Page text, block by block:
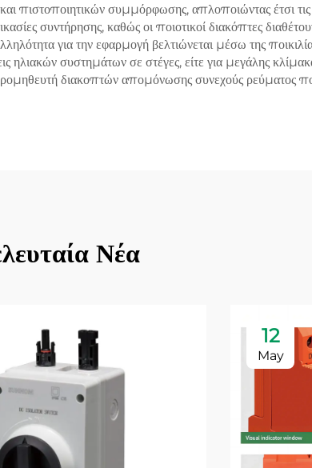
συμμόρφωσης, απλοποιώντας έτσι τις
συντήρησης, καθώς οι ποιοτικοί διακόπτες
για την εφαρμογή βελτιώνεται μέσω της
ηλιακών συστημάτων σε στέγες, είτε για μεγάλης
διακοπτών απομόνωσης συνεχούς ρεύματος
Νέα
12
May